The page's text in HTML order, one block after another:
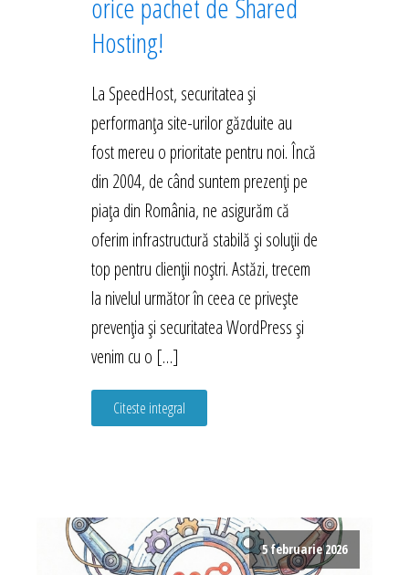
orice pachet de Shared
Hosting!
La SpeedHost, securitatea și
performanța site-urilor găzduite au
fost mereu o prioritate pentru noi. Încă
din 2004, de când suntem prezenți pe
piața din România, ne asigurăm că
oferim infrastructură stabilă și soluții de
top pentru clienții noștri. Astăzi, trecem
la nivelul următor în ceea ce privește
prevenția și securitatea WordPress și
venim cu o […]
Citeste integral
5 februarie 2026